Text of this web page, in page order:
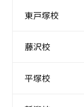
東戸塚校
藤沢校
平塚校